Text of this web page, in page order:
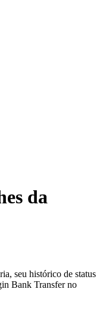
da
seu histórico de status
Bank Transfer no